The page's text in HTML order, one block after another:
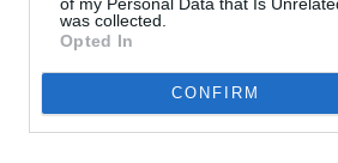
was collected.
Opted In
CONFIRM